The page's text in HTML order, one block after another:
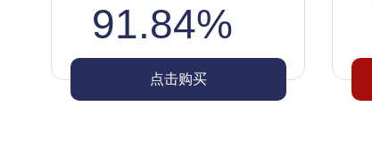
91.84%
点击购买